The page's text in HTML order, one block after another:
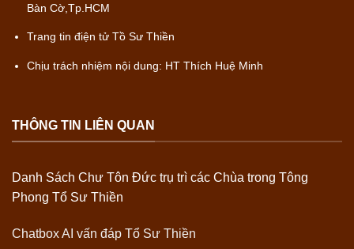
Bàn Cờ,Tp.HCM
Trang tin điện tử Tồ Sư Thiền
Chịu trách nhiệm nội dung: HT Thích Huệ Minh
THÔNG TIN LIÊN QUAN
Danh Sách Chư Tôn Đức trụ trì các Chùa trong Tông
Phong Tổ Sư Thiền
Chatbox AI vấn đáp Tổ Sư Thiền